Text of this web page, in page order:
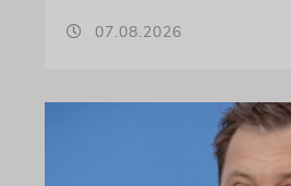
07.08.2026